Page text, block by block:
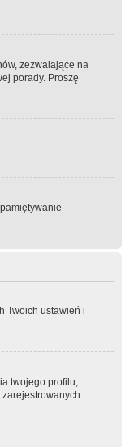
zezwalające na
porady. Proszę
Twoich ustawień i
twojego profilu,